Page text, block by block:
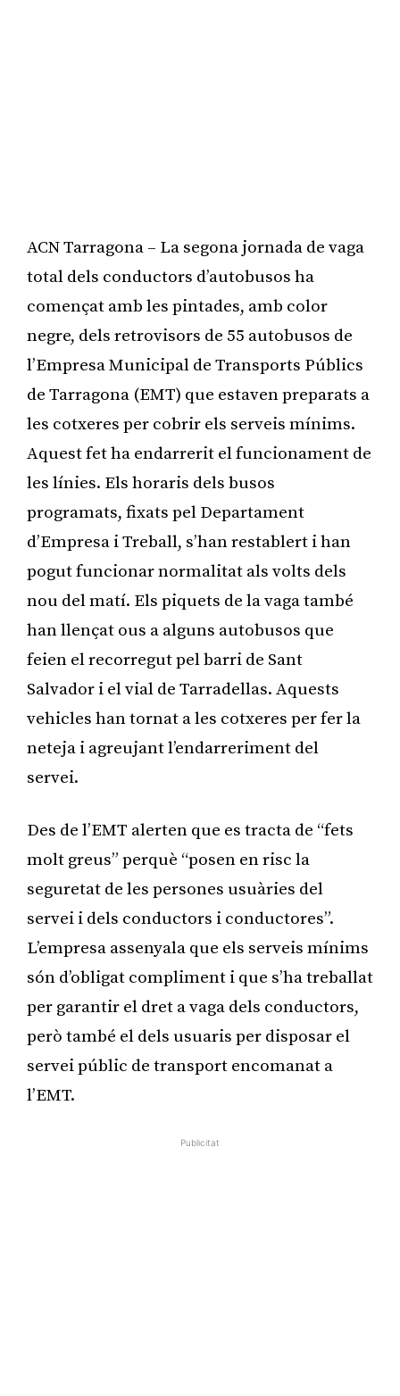
ACN Tarragona – La segona jornada de vaga
total dels conductors d’autobusos ha
començat amb les pintades, amb color
negre, dels retrovisors de 55 autobusos de
l’Empresa Municipal de Transports Públics
de Tarragona (EMT) que estaven preparats a
les cotxeres per cobrir els serveis mínims.
Aquest fet ha endarrerit el funcionament de
les línies. Els horaris dels busos
programats, fixats pel Departament
d’Empresa i Treball, s’han restablert i han
pogut funcionar normalitat als volts dels
nou del matí. Els piquets de la vaga també
han llençat ous a alguns autobusos que
feien el recorregut pel barri de Sant
Salvador i el vial de Tarradellas. Aquests
vehicles han tornat a les cotxeres per fer la
neteja i agreujant l’endarreriment del
servei.
Des de l’EMT alerten que es tracta de “fets
molt greus” perquè “posen en risc la
seguretat de les persones usuàries del
servei i dels conductors i conductores”.
L’empresa assenyala que els serveis mínims
són d’obligat compliment i que s’ha treballat
per garantir el dret a vaga dels conductors,
però també el dels usuaris per disposar el
servei públic de transport encomanat a
l’EMT.
Publicitat